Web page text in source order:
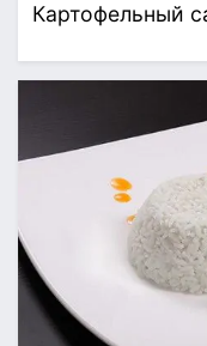
Картофельный